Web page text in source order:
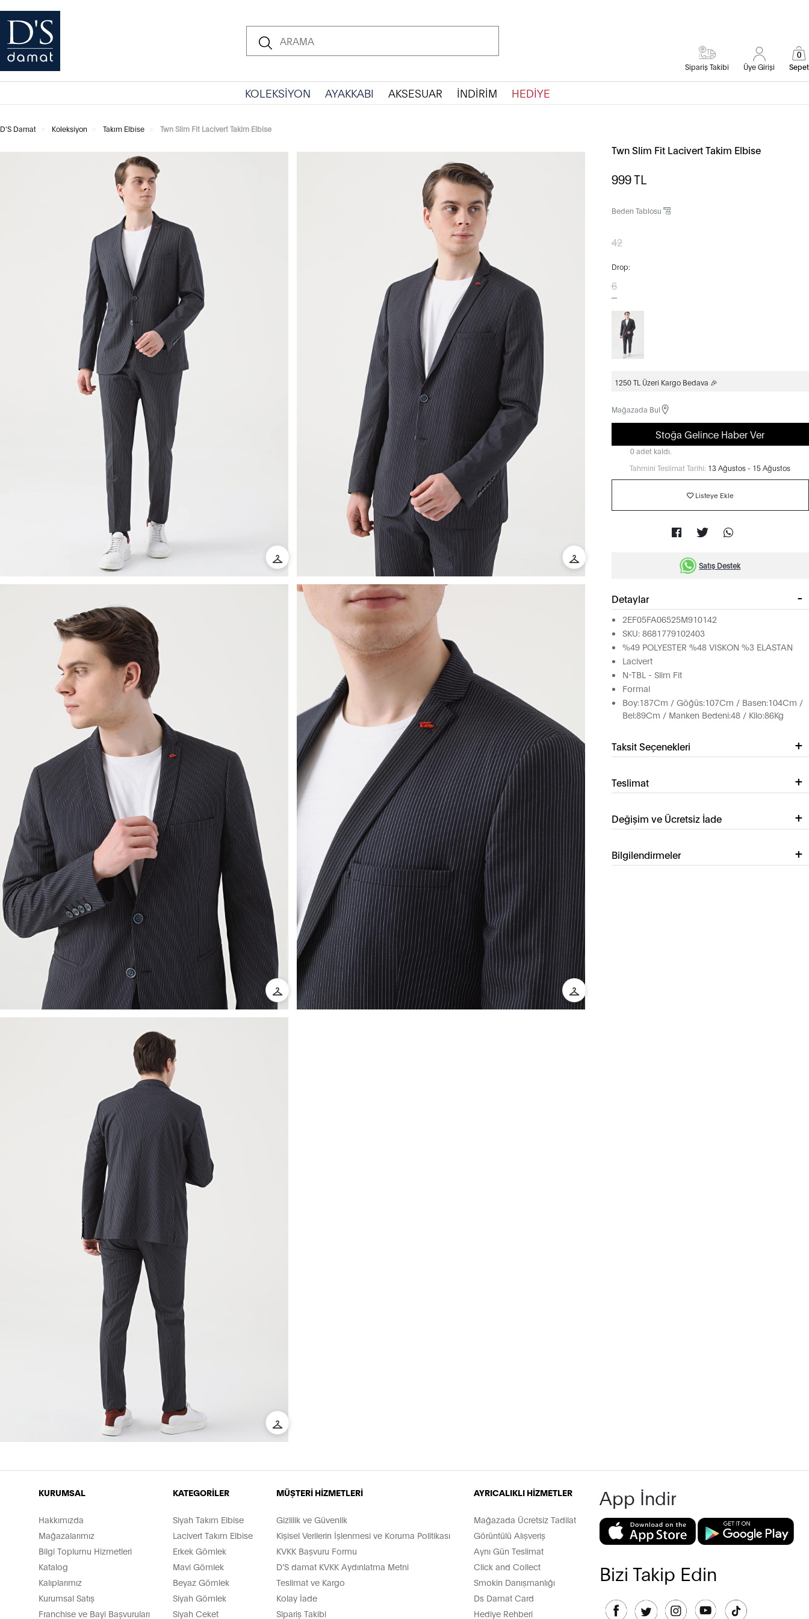
Sipariş Takibi Üye Girişi Sepet
0
KOLEKSİYON AYAKKABI AKSESUAR İNDİRİM HEDİYE
D'S Damat Koleksiyon Takım Elbise Twn Slim Fit Lacivert Takim Elbise
Twn Slim Fit Lacivert Takim Elbise
999TL
Beden Tablosu
42
Drop:
6
1250 TL Üzeri Kargo Bedava 🎉
Mağazada Bul
Stoğa Gelince Haber Ver
0 adet kaldı.
Tahmini Teslimat Tarihi: 13 Ağustos - 15 Ağustos
Listeye Ekle
Satış Destek
Detaylar
2EF05FA06525M910142
SKU: 8681779102403
%49 POLYESTER %48 VISKON %3 ELASTAN
Lacivert
N-TBL - Slim Fit
Formal
Boy:187Cm / Göğüs:107Cm / Basen:104Cm /
Bel:89Cm / Manken Bedeni:48 / Kilo:86Kg
Taksit Seçenekleri
Teslimat
Değişim ve Ücretsiz İade
Bilgilendirmeler
KURUMSAL
Hakkımızda
Mağazalarımız
Bilgi Toplumu Hizmetleri
Katalog
Kalıplarımız
Kurumsal Satış
Franchise ve Bayi Başvuruları
KATEGORİLER
Siyah Takım Elbise
Lacivert Takım Elbise
Erkek Gömlek
Mavi Gömlek
Beyaz Gömlek
Siyah Gömlek
Siyah Ceket
MÜŞTERİ HİZMETLERİ
Gizlilik ve Güvenlik
Kişisel Verilerin İşlenmesi ve Koruma Politikası
KVKK Başvuru Formu
D’S damat KVKK Aydınlatma Metni
Teslimat ve Kargo
Kolay İade
Sipariş Takibi
AYRICALIKLI HİZMETLER
Mağazada Ücretsiz Tadilat
Görüntülü Alışveriş
Aynı Gün Teslimat
Click and Collect
Smokin Danışmanlığı
Ds Damat Card
Hediye Rehberi
App İndir
Bizi Takip Edin